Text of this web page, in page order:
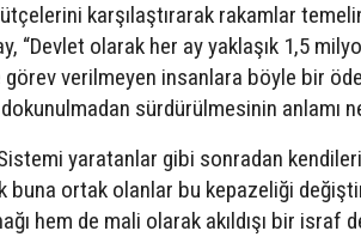
karşılaştırarak rakamlar
“Devlet olarak her ay yaklaşık 1,5
verilmeyen insanlara böyle bir
sürdürülmesinin anlamı
yaratanlar gibi sonradan
buna ortak olanlar bu kepazeliği
hem de mali olarak akıldışı bir